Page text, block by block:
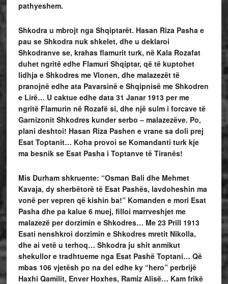
pathyeshem.
Shkodra u mbrojt nga Shqiptarët. Hasan Riza Pasha e
pau se Shkodra nuk shkelet, dhe u deklaroi
Shkodranve se, krahas flamurit turk, në Kala Rozafat
duhet ngritë edhe Flamuri Shqiptar, që të kuptohet
lidhja e Shkodres me Vlonen, dhe malazezët të
pranojnë edhe ata Pavarsinë e Shqipnisë me Shkodren
e Lirë… U caktue edhe data 31 Janar 1913 per me
ngritë Flamurin në Rozafë si, dhe një sulm i forcave të
Garnizonit Shkodres kunder serbo – malazezëve. Po,
plani deshtoi! Hasan Riza Pashen e vrane sa doli prej
Esat Toptanit… Koha provoi se Komandanti turk kje
ma besnik se Esat Pasha i Toptanve të Tiranës!
Mis Durham shkruente: “Osman Bali dhe Mehmet
Kavaja, dy sherbëtorë të Esat Pashës, lavdoheshin ma
vonë per vepren që kishin ba!” Komanden e mori Esat
Pasha dhe pa kalue 6 muej, filloi marrveshjet me
malazezë per dorzimin e Shkodres… Me 23 Prill 1913
Esati nenshkroi dorzimin e Shkodres mretit Nikolla,
dhe ai vetë u terhoq… Shkodra ju shit anmikut
shekullor e tradhtueme nga Esat Pashë Toptani… Që
mbas 106 vjetësh po na del edhe ky “hero” perbrijë
Haxhi Qamilit, Enver Hoxhes, Ramiz Alisë… Kam frikë